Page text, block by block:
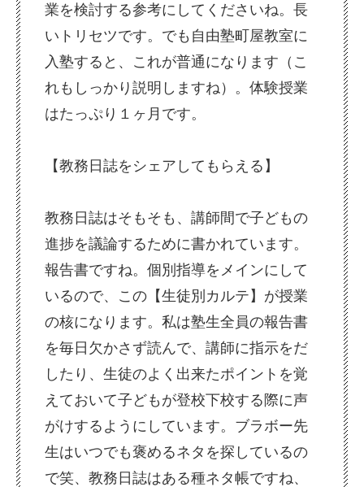
業を検討する参考にしてくださいね。長
いトリセツです。でも自由塾町屋教室に
入塾すると、これが普通になります（こ
れもしっかり説明しますね）。体験授業
はたっぷり１ヶ月です。
【教務日誌をシェアしてもらえる】
教務日誌はそもそも、講師間で子どもの
進捗を議論するために書かれています。
報告書ですね。個別指導をメインにして
いるので、この【生徒別カルテ】が授業
の核になります。私は塾生全員の報告書
を毎日欠かさず読んで、講師に指示をだ
したり、生徒のよく出来たポイントを覚
えておいて子どもが登校下校する際に声
がけするようにしています。ブラボー先
生はいつでも褒めるネタを探しているの
で笑、教務日誌はある種ネタ帳ですね、